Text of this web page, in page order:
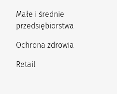
Małe i średnie
przedsiębiorstwa
Ochrona zdrowia
Retail